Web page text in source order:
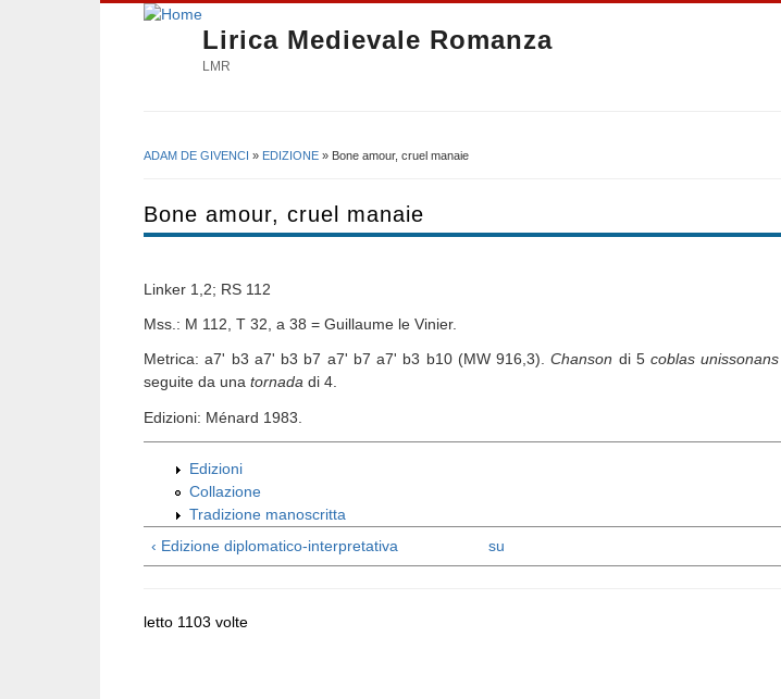
Lirica Medievale Romanza
LMR
ADAM DE GIVENCI » EDIZIONE » Bone amour, cruel manaie
Bone amour, cruel manaie
Linker 1,2; RS 112
Mss.: M 112, T 32, a 38 = Guillaume le Vinier.
Metrica: a7' b3 a7' b3 b7 a7' b7 a7' b3 b10 (MW 916,3).Chanson di 5 coblas unissonans
seguite da una tornada di 4.
Edizioni: Ménard 1983.
Edizioni
Collazione
Tradizione manoscritta
‹ Edizione diplomatico-interpretativa
su
letto 1103 volte